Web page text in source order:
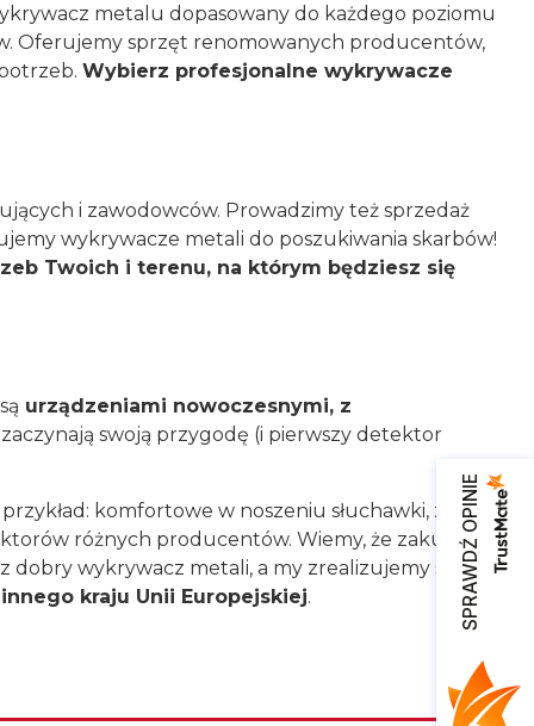
metalu dopasowany do każdego poziomu
Oferujemy sprzęt renomowanych producentów,
Wybierz profesjonalne wykrywacze
i zawodowców. Prowadzimy też sprzedaż
wykrywacze metali do poszukiwania skarbów!
Twoich i terenu, na którym będziesz się
urządzeniami nowoczesnymi, z
swoją przygodę (i pierwszy detektor
komfortowe w noszeniu słuchawki, zestawy
różnych producentów. Wiemy, że zakupy
dobry wykrywacz metali, a my zrealizujemy szybką
kraju Unii Europejskiej. SPRAWDŹ OPINIE